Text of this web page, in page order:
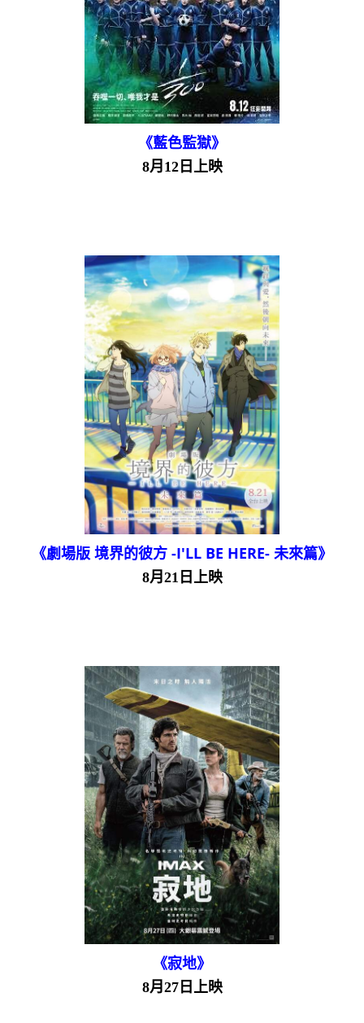
《藍色監獄》
8月12日上映
《劇場版 境界的彼方 -I'LL BE HERE- 未來篇》
8月21日上映
《寂地》
8月27日上映